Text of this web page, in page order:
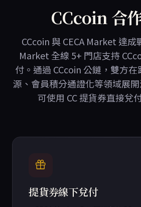
CCcoin 合
CCcoin 與 CECA Market 達成
Market 全線 5+ 門店支持
付。通過 CCcoin 公鏈，雙方
源、會員積分通證化等領域展
可使用 CC 提貨券直接兌
提貨券線下兌付